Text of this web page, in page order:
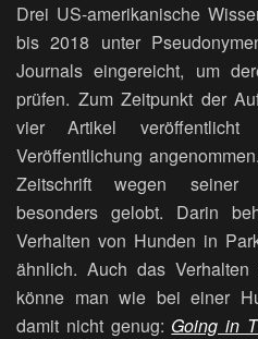
Drei US-amerikanische
bis 2018 unter
Journals eingereicht, um
prüfen. Zum Zeitpunkt der
vier Artikel
Veröffentlichung
Zeitschrift wegen seiner
besonders gelobt. Darin
Verhalten von Hunden in
ähnlich. Auch das
könne man wie bei einer
damit nicht genug: Going in